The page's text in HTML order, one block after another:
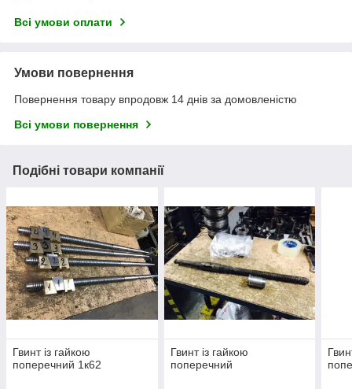
Всі умови оплати
Умови повернення
Повернення товару впродовж 14 днів за домовленістю
Всі умови повернення
Подібні товари компанії
Гвинт із гайкою
поперечний 1к62
Гвинт із гайкою
поперечний